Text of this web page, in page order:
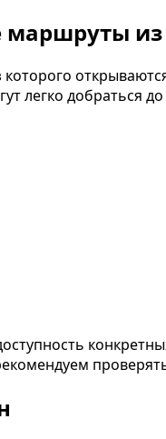
из
легко добраться